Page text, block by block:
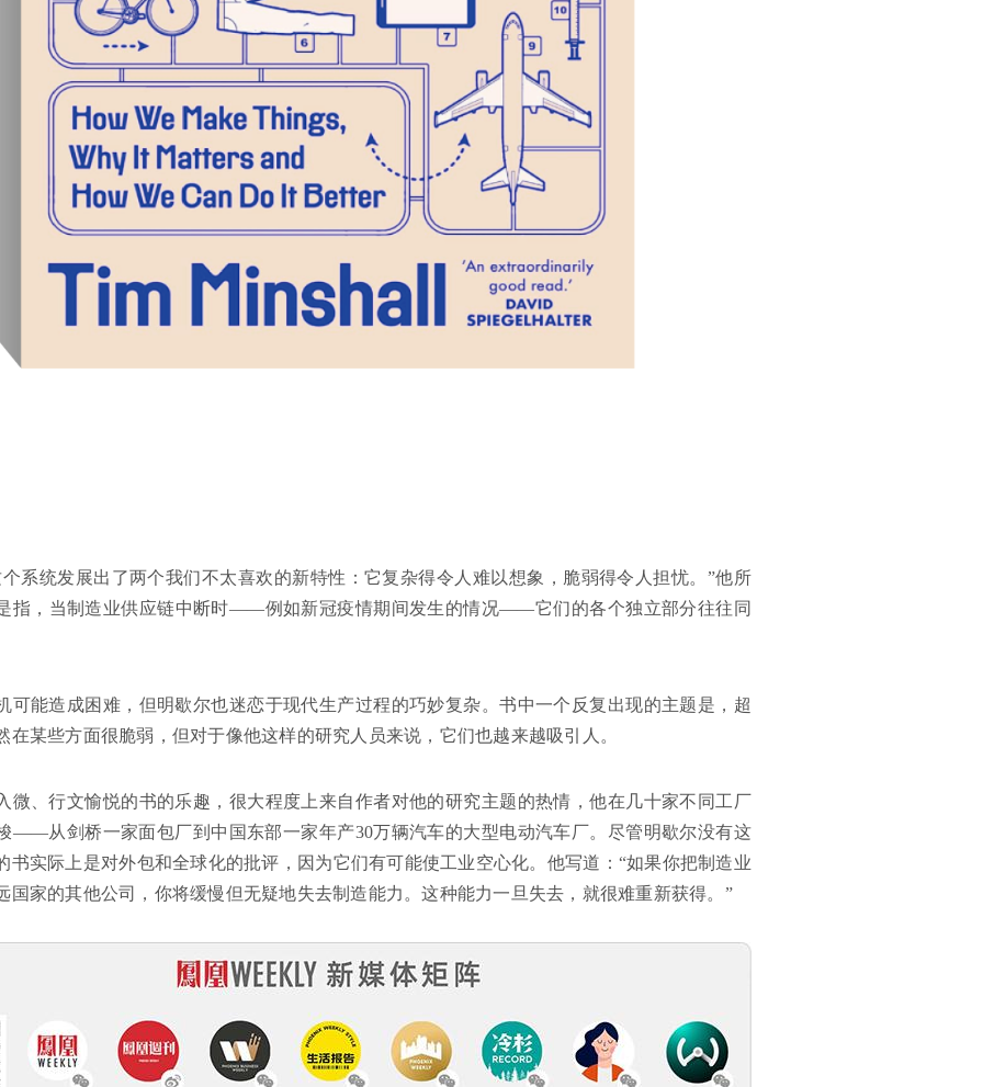
系统发展出了两个我们不太喜欢的新特性：它复杂得令人难以想象，脆弱得令人担忧。”他所
指，当制造业供应链中断时——例如新冠疫情期间发生的情况——它们的各个独立部分往往同
可能造成困难，但明歇尔也迷恋于现代生产过程的巧妙复杂。书中一个反复出现的主题是，超
在某些方面很脆弱，但对于像他这样的研究人员来说，它们也越来越吸引人。
微、行文愉悦的书的乐趣，很大程度上来自作者对他的研究主题的热情，他在几十家不同工厂
——从剑桥一家面包厂到中国东部一家年产30万辆汽车的大型电动汽车厂。尽管明歇尔没有这
书实际上是对外包和全球化的批评，因为它们有可能使工业空心化。他写道：“如果你把制造业
国家的其他公司，你将缓慢但无疑地失去制造能力。这种能力一旦失去，就很难重新获得。”